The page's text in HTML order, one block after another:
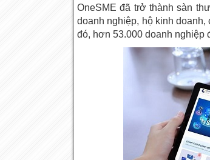
OneSME đã trở thành sàn
doanh nghiệp, hộ kinh
đó, hơn 53.000 doanh nghiệp